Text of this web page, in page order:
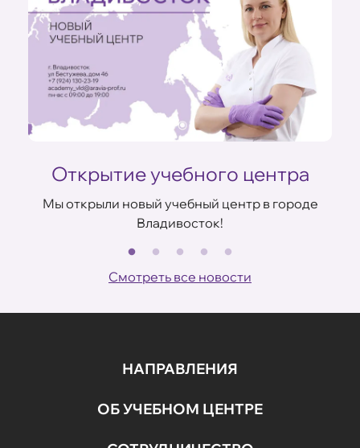
Открытие учебного центра
Мы открыли новый учебный центр в городе
Владивосток!
Смотреть все новости
НАПРАВЛЕНИЯ
ОБ УЧЕБНОМ ЦЕНТРЕ